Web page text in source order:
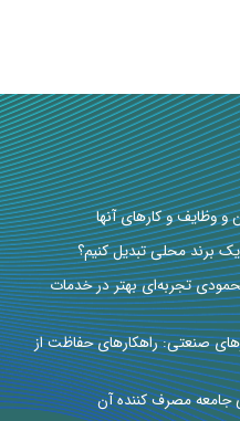
و وظایف و کارهای آنها
برند محلی تبدیل کنیم؟
تجربه‌ای بهتر در خدمات
صنعتی: راهکارهای حفاظت از
جامعه مصرف کننده آن